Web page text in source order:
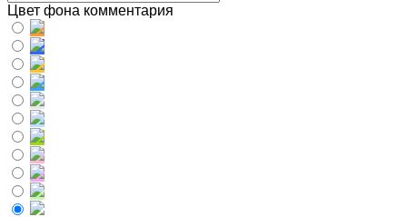
Цвет фона комментария